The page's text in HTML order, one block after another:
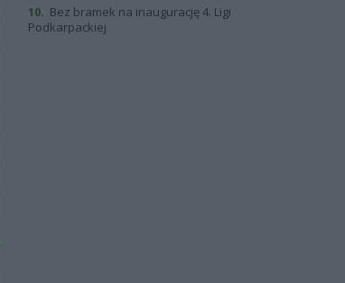
10. Bez bramek na inaugurację 4. Ligi
Podkarpackiej